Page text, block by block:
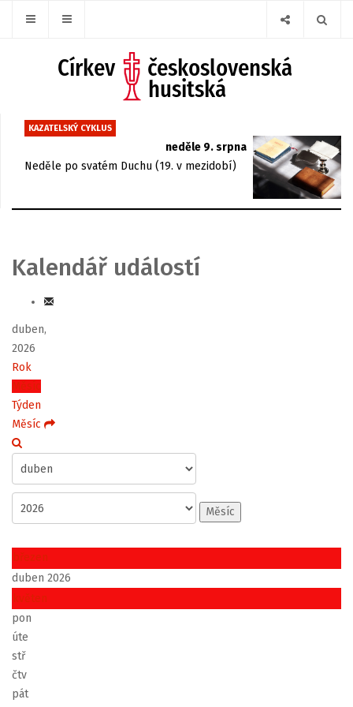
KAZATELSKÝ CYKLUS
neděle 9. srpna
Neděle po svatém Duchu (19. v mezidobí)
Kalendář událostí
duben,
2026
Rok
Měsíc
Týden
Měsíc
Měsíc
březen
duben 2026
květen
pon
úte
stř
čtv
pát